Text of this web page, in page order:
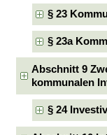
§ 23
§ 23a
Abschnitt 9
kommunalen
§ 24